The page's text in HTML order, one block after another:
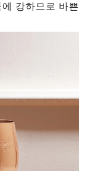
강하므로 바쁜